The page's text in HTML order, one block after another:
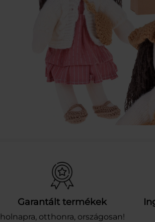
Garantált termékek
holnapra, otthonra, országosan!